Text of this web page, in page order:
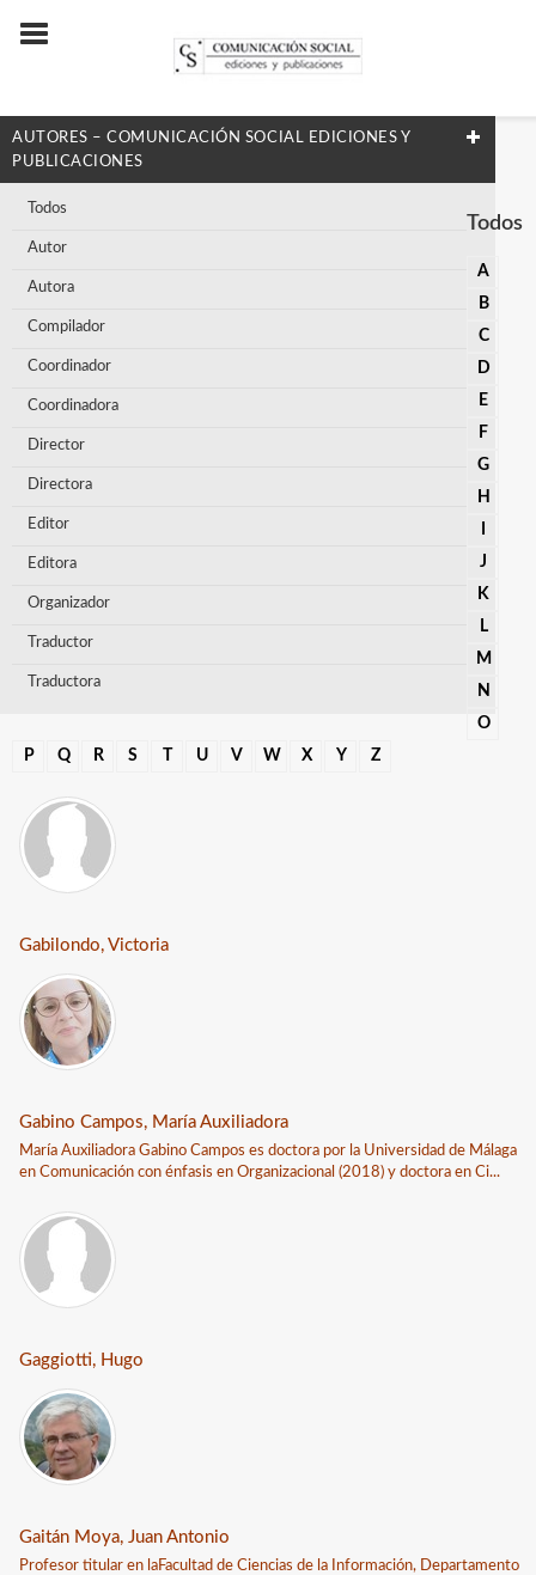
AUTORES – COMUNICACIÓN SOCIAL EDICIONES Y
PUBLICACIONES
Todos
Autor
Autora
Compilador
Coordinador
Coordinadora
Director
Directora
Editor
Editora
Organizador
Traductor
Traductora
Todos
A
B
C
D
E
F
G
H
J
K
L
M
N
O
P
Q R S U V W X Y Z
Gabilondo, Victoria
Gabino Campos, María Auxiliadora
María Auxiliadora Gabino Campos es doctora por la Universidad de Málaga
en Comunicación con énfasis en Organizacional (2018) y doctora en Ci...
Gaggiotti, Hugo
Gaitán Moya, Juan Antonio
Profesor titular en laFacultad de Ciencias de la Información, Departamento